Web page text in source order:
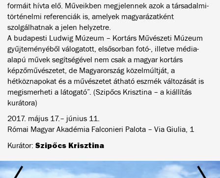
formáit hívta elő. Műveikben megjelennek azok a társadalmi-
történelmi referenciák is, amelyek magyarázatként
szolgálhatnak a jelen helyzetre.
A budapesti Ludwig Múzeum – Kortárs Művészeti Múzeum
gyűjteményéből válogatott, elsősorban fotó-, illetve média-
alapú művek segítségével nem csak a magyar kortárs
képzőművészetet, de Magyarország közelmúltját, a
hétköznapokat és a művészetet átható eszmék változását is
megismerheti a látogató”. (Szipőcs Krisztina – a kiállítás
kurátora)
2017. május 17.– június 11.
Római Magyar Akadémia Falconieri Palota – Via Giulia, 1
Kurátor: Szipőcs Krisztina